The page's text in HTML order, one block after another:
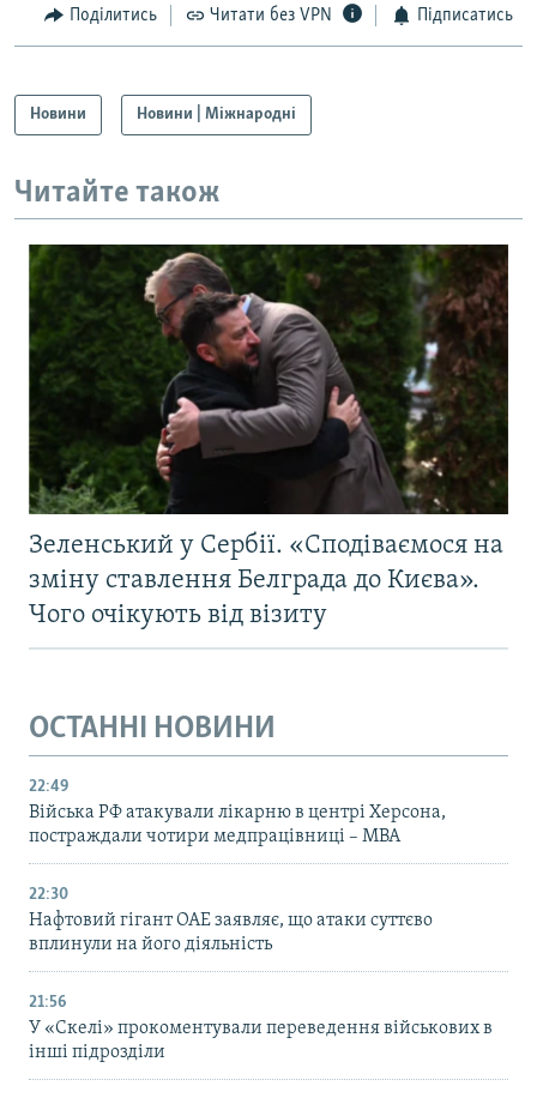
Поділитись Читати без VPN Підписатись
Новини Новини | Міжнародні
Читайте також
Зеленський у Сербії. «Сподіваємося на
зміну ставлення Белграда до Києва».
Чого очікують від візиту
ОСТАННІ НОВИНИ
22:49
Війська РФ атакували лікарню в центрі Херсона,
постраждали чотири медпрацівниці – МВА
22:30
Нафтовий гігант ОАЕ заявляє, що атаки суттєво
вплинули на його діяльність
21:56
У «Скелі» прокоментували переведення військових в
інші підрозділи